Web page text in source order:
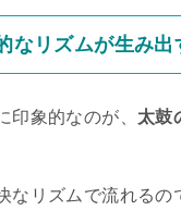
なリズムが生み出
印象的なのが、 太鼓
なリズムで流れるの